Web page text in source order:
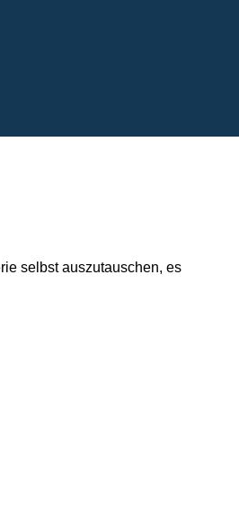
selbst auszutauschen, es